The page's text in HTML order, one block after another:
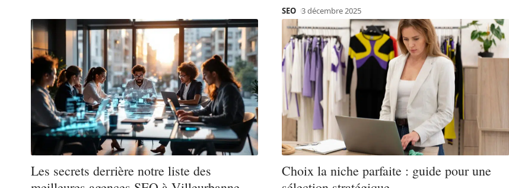
SEO 3 décembre 2025
Les secrets derrière notre liste des
Choix la niche parfaite : guide pour une